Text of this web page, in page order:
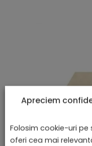
Apreciem
Folosim cookie-uri
oferi cea mai